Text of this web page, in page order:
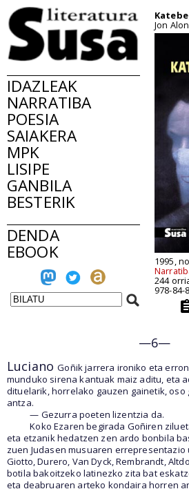
IDAZLEAK
NARRATIBA
POESIA
SAIAKERA
MPK
LISIPE
GANBILA
BESTERIK
DENDA
EBOOK
Jon
1995,
244
978-84-
—6—
LucianoGoñik jarrera ironiko eta
munduko sirena kantuak maiz aditu, eta
dituelarik, horrelako gauzen gainetik,
antza.
— Gezurra poeten lizentzia da.
Koko Ezaren begirada Goñiren
eta etzanik hedatzen zen ardo bonbila
zuen Judasen musuaren
Giotto, Durero, Van Dyck, Rembrandt,
botila bakoitzeko latinezko zita bat
eta deabruaren arteko kondaira horren